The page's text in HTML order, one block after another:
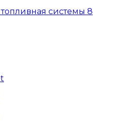
системы 8